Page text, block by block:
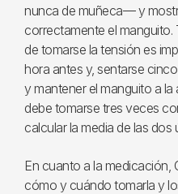
nunca de muñeca— y
correctamente el
de tomarse la tensión es
hora antes y, sentarse
y mantener el manguito a
debe tomarse tres veces
calcular la media de las dos
En cuanto a la medicación,
cómo y cuándo tomarla y